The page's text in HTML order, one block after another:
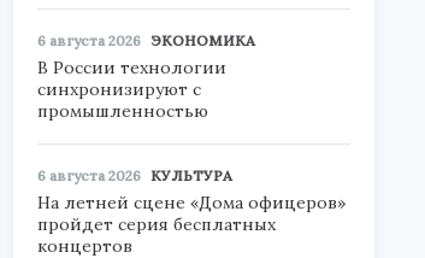
6 августа 2026 ЭКОНОМИКА
В России технологии
синхронизируют с
промышленностью
6 августа 2026 КУЛЬТУРА
На летней сцене «Дома офицеров»
пройдет серия бесплатных
концертов